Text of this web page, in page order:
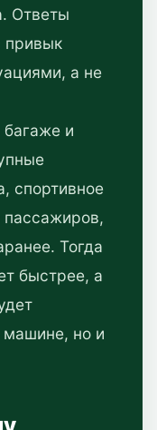
Ответы
привык
а не
багаже и
спортивное
пассажиров,
Тогда
быстрее, а
машине, но и